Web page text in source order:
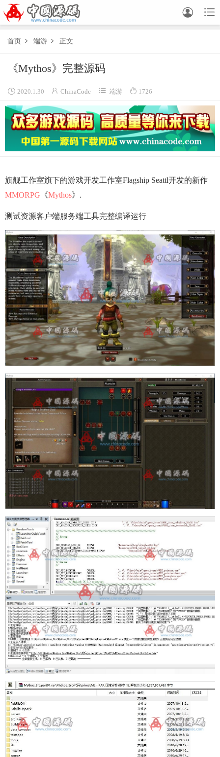


首页  端游  正文
《Mythos》完整源码
 2020.1.30  ChinaCode  端游  1726
旗舰工作室旗下的游戏开发工作室Flagship Seattl开发的新作
MMORPG 《Mythos》.
测试资源客户端服务端工具完整编译运行